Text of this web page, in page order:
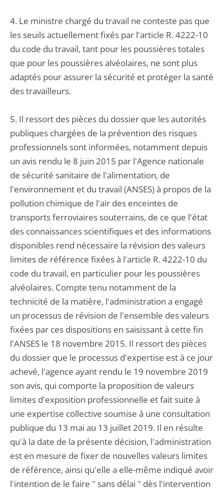
4. Le ministre chargé du travail ne conteste pas que
les seuils actuellement fixés par l'article R. 4222-10
du code du travail, tant pour les poussières totales
que pour les poussières alvéolaires, ne sont plus
adaptés pour assurer la sécurité et protéger la santé
des travailleurs.
5. Il ressort des pièces du dossier que les autorités
publiques chargées de la prévention des risques
professionnels sont informées, notamment depuis
un avis rendu le 8 juin 2015 par l'Agence nationale
de sécurité sanitaire de l'alimentation, de
l'environnement et du travail (ANSES) à propos de la
pollution chimique de l'air des enceintes de
transports ferroviaires souterrains, de ce que l'état
des connaissances scientifiques et des informations
disponibles rend nécessaire la révision des valeurs
limites de référence fixées à l'article R. 4222-10 du
code du travail, en particulier pour les poussières
alvéolaires. Compte tenu notamment de la
technicité de la matière, l'administration a engagé
un processus de révision de l'ensemble des valeurs
fixées par ces dispositions en saisissant à cette fin
l'ANSES le 18 novembre 2015. Il ressort des pièces
du dossier que le processus d'expertise est à ce jour
achevé, l'agence ayant rendu le 19 novembre 2019
son avis, qui comporte la proposition de valeurs
limites d'exposition professionnelle et fait suite à
une expertise collective soumise à une consultation
publique du 13 mai au 13 juillet 2019. Il en résulte
qu'à la date de la présente décision, l'administration
est en mesure de fixer de nouvelles valeurs limites
de référence, ainsi qu'elle a elle-même indiqué avoir
l'intention de le faire " sans délai " dès l'intervention